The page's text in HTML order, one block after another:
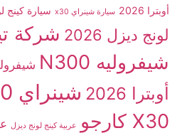
أوبترا 2026
سيارة شينراي x30 سيارة كينج
لونج ديزل 2026
شركة
شيفروليه N300
أوبترا 2026
شينراي X30
X30 كارجو
عربية كينج لونج ديزل